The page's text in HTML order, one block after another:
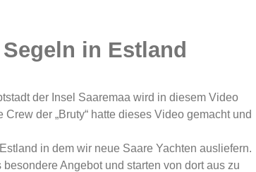
in Estland
der Insel Saaremaa wird in diesem Video
der „Bruty“ hatte dieses Video gemacht und
in dem wir neue Saare Yachten ausliefern.
Angebot und starten von dort aus zu